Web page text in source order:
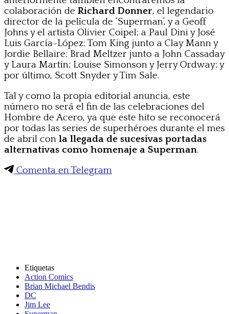
colaboración de Richard Donner, el legendario
director de la película de ‘Superman’, y a Geoff
Johns y el artista Olivier Coipel; a Paul Dini y José
Luis García-López; Tom King junto a Clay Mann y
Jordie Bellaire; Brad Meltzer junto a John Cassaday
y Laura Martin; Louise Simonson y Jerry Ordway; y
por último, Scott Snyder y Tim Sale.
Tal y como la propia editorial anuncia, este
número no será el fin de las celebraciones del
Hombre de Acero, ya que este hito se reconocerá
por todas las series de superhéroes durante el mes
de abril con la llegada de sucesivas portadas
alternativas como homenaje a Superman.
Comenta en Telegram
Etiquetas
Action Comics
Brian Michael Bendis
DC
Jim Lee